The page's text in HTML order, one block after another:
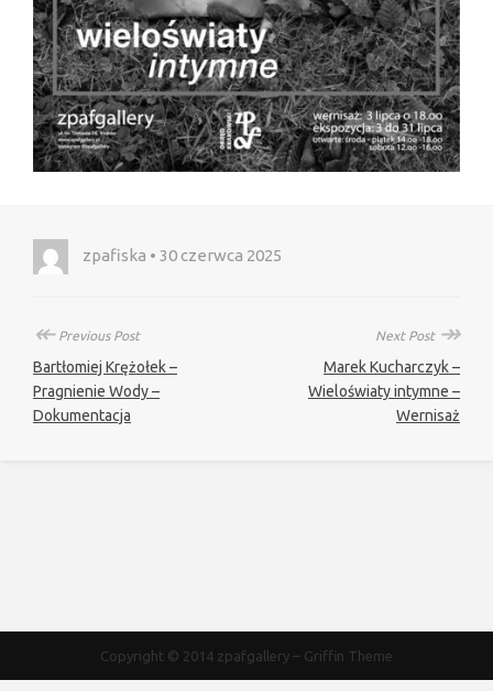
zpafiska • 30 czerwca 2025
↞Previous Post
Bartłomiej Krężołek –
Pragnienie Wody –
Dokumentacja
Next Post ↠
Marek Kucharczyk –
Wieloświaty intymne –
Wernisaż
Copyright © 2014 zpafgallery – Griffin Theme